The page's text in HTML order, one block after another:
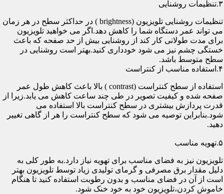
۳.تنظیمات روشنایی
تنظیمات روشنایی تلویزیون (brightness ) در حداکثر سطح در هر زمان
می تواند عمر دستگاه شما را کاهش دهد.اگر می خواهید تلویزیون
برای مدت طولانی کار کند از روشنایی بیش از حد صفحه که باعث
خستگی چشم نیز می شود خودداری کنید.بهتر است روشنایی در
سطح متوسط باشد.
۴.استفاده مناسب از کنتراست
استفاده از سطح کنتراست (contrast ) بالا باعث کاهش طول عمر
صفحه شده و کیفیت تصویر در طی چند ساعت کاهش می یابد.زیرا از
قدرت پردازش بیشتری در سطح کنتراست بالا استفاده می
شود.بنابراین توصیه می شود که سطح کنتراست را هر از گاهی تغییر
دهید.
۵.تهویه مناسب
تلویزیون نیز به فضای مناسب برای تهویه نیاز دارد.به طور کلی به
دلیل مقدار برق مصرفی و گرمای تولیدی زیاد توسط تلویزیون بهتر
است از آن در فضای مناسب و بدون رطوبت استفاده کنید تا هنگام
خاموش کردن،تلویزیون خود به خود خنک شود.